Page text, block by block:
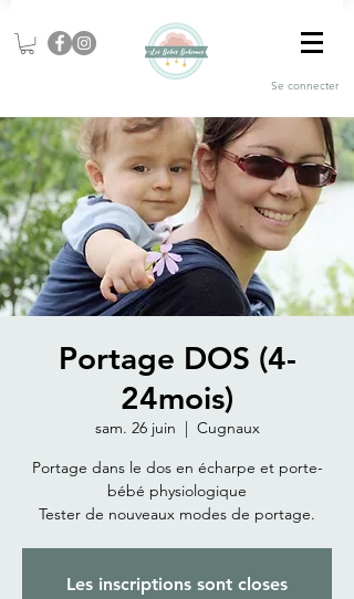
Se connecter
Portage DOS (4-
24mois)
sam. 26 juin
  |
Cugnaux
Portage dans le dos en écharpe et porte-
bébé physiologique
Tester de nouveaux modes de portage.
Les inscriptions sont closes